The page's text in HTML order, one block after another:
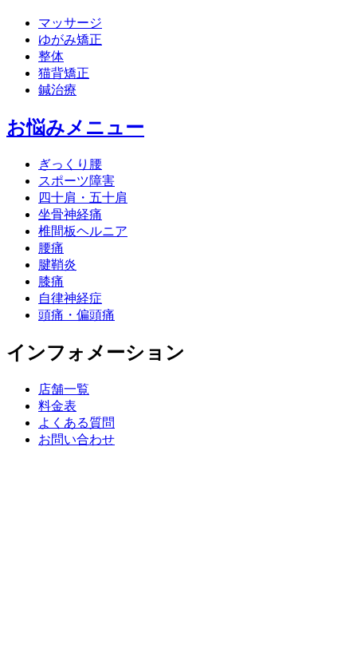
マッサージ
ゆがみ矯正
整体
猫背矯正
鍼治療
お悩みメニュー
ぎっくり腰
スポーツ障害
四十肩・五十肩
坐骨神経痛
椎間板ヘルニア
腰痛
腱鞘炎
膝痛
自律神経症
頭痛・偏頭痛
インフォメーション
店舗一覧
料金表
よくある質問
お問い合わせ